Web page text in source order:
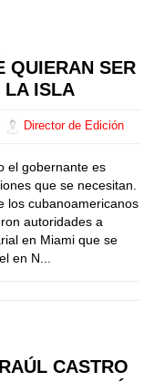
QUIERAN SER
LA ISLA
Director de Edición
el gobernante es
que se necesitan.
los cubanoamericanos
autoridades a
en Miami que se
en N...
CASTRO